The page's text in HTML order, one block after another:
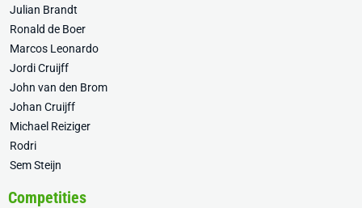
Julian Brandt
Ronald de Boer
Marcos Leonardo
Jordi Cruijff
John van den Brom
Johan Cruijff
Michael Reiziger
Rodri
Sem Steijn
Competities